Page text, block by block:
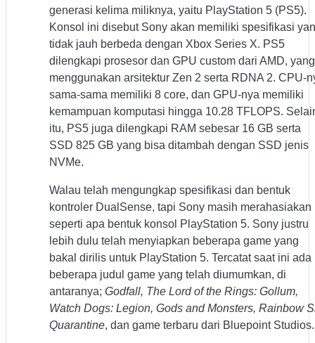
generasi kelima miliknya, yaitu PlayStation 5 (PS5).
Konsol ini disebut Sony akan memiliki spesifikasi
tidak jauh berbeda dengan Xbox Series X. PS5
dilengkapi prosesor dan GPU custom dari AMD, yang
menggunakan arsitektur Zen 2 serta RDNA 2. CPU-
sama-sama memiliki 8 core, dan GPU-nya memiliki
kemampuan komputasi hingga 10.28 TFLOPS.
itu, PS5 juga dilengkapi RAM sebesar 16 GB serta
SSD 825 GB yang bisa ditambah dengan SSD jenis
NVMe.
Walau telah mengungkap spesifikasi dan bentuk
kontroler DualSense, tapi Sony masih merahasiakan
seperti apa bentuk konsol PlayStation 5. Sony justru
lebih dulu telah menyiapkan beberapa game yang
bakal dirilis untuk PlayStation 5. Tercatat saat ini ada
beberapa judul game yang telah diumumkan, di
antaranya; Godfall, The Lord of the Rings: Gollum,
Watch Dogs: Legion, Gods and Monsters, Rainbow
Quarantine, dan game terbaru dari Bluepoint Studios.